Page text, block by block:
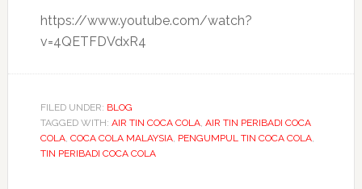
https://www.youtube.com/watch?
v=4QETFDVdxR4
FILED UNDER: BLOG
TAGGED WITH: AIR TIN COCA COLA, AIR TIN PERIBADI COCA
COLA, COCA COLA MALAYSIA, PENGUMPUL TIN COCA COLA,
TIN PERIBADI COCA COLA